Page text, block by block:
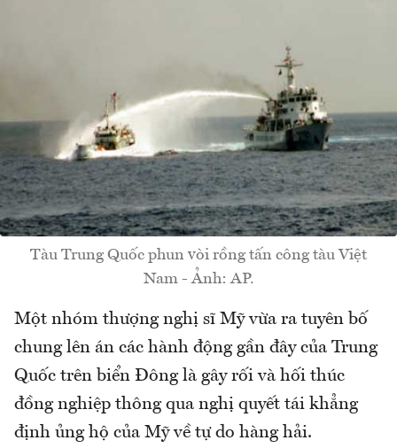
Tàu Trung Quốc phun vòi rồng tấn công tàu Việt
Nam - Ảnh: AP.
Một nhóm thượng nghị sĩ Mỹ vừa ra tuyên bố
chung lên án các hành động gần đây của Trung
Quốc trên biển Đông là gây rối và hối thúc
đồng nghiệp thông qua nghị quyết tái khẳng
định ủng hộ của Mỹ về tự do hàng hải.